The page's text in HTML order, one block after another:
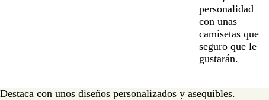
personalidad
con unas
camisetas que
seguro que le
gustarán.
total
de
8
Destaca con unos diseños personalizados y asequibles.